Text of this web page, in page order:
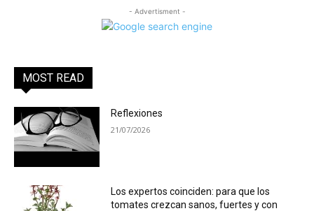
- Advertisment -
MOST READ
Reflexiones
21/07/2026
Los expertos coinciden: para que los
tomates crezcan sanos, fuertes y con